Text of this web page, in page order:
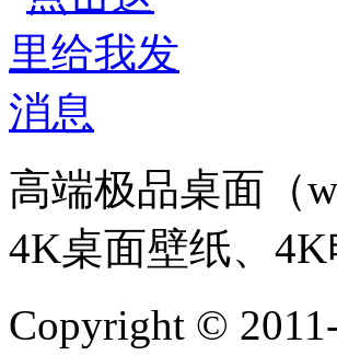
高端极品桌面（
4K桌面壁纸、
Copyright ©